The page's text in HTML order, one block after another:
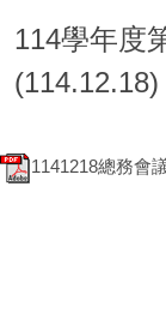
114學年度
(114.12.18)
1141218總務會